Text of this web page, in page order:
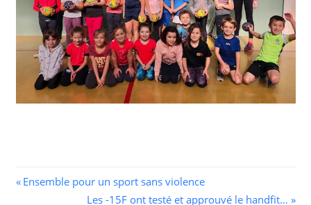
Navigation
Previous
Ensemble pour un sport sans violence
Next
Les -15F ont testé et approuvé le handfit…